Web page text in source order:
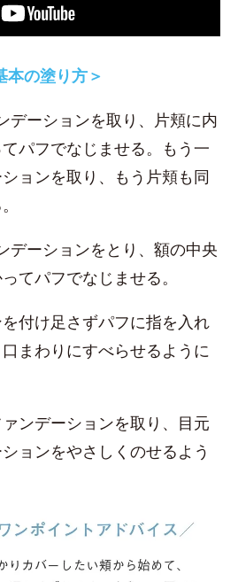
本の塗り方＞
ーションを取り、片頬に内
パフでなじませる。もう一
ョンを取り、もう片頬も同
ーションをとり、額の中央
てパフでなじませる。
付け足さずパフに指を入れ
まわりにすべらせるように
ンデーションを取り、目元
ョンをやさしくのせるよう